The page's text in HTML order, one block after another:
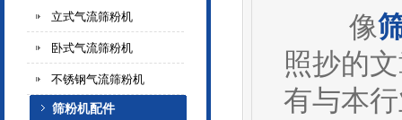
立式气流筛粉机
卧式气流筛粉机
不锈钢气流筛粉机
筛粉机配件
像
照抄的
有与本